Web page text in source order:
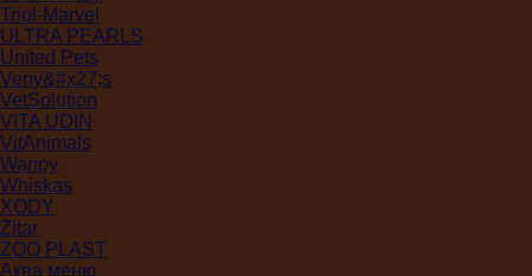
Triol-Marvel
ULTRA PEARLS
United Pets
Veny&#x27;s
VetSolution
VITA UDIN
VitAnimals
Wanpy
Whiskas
XODY
Zitar
ZOO PLAST
Аква меню